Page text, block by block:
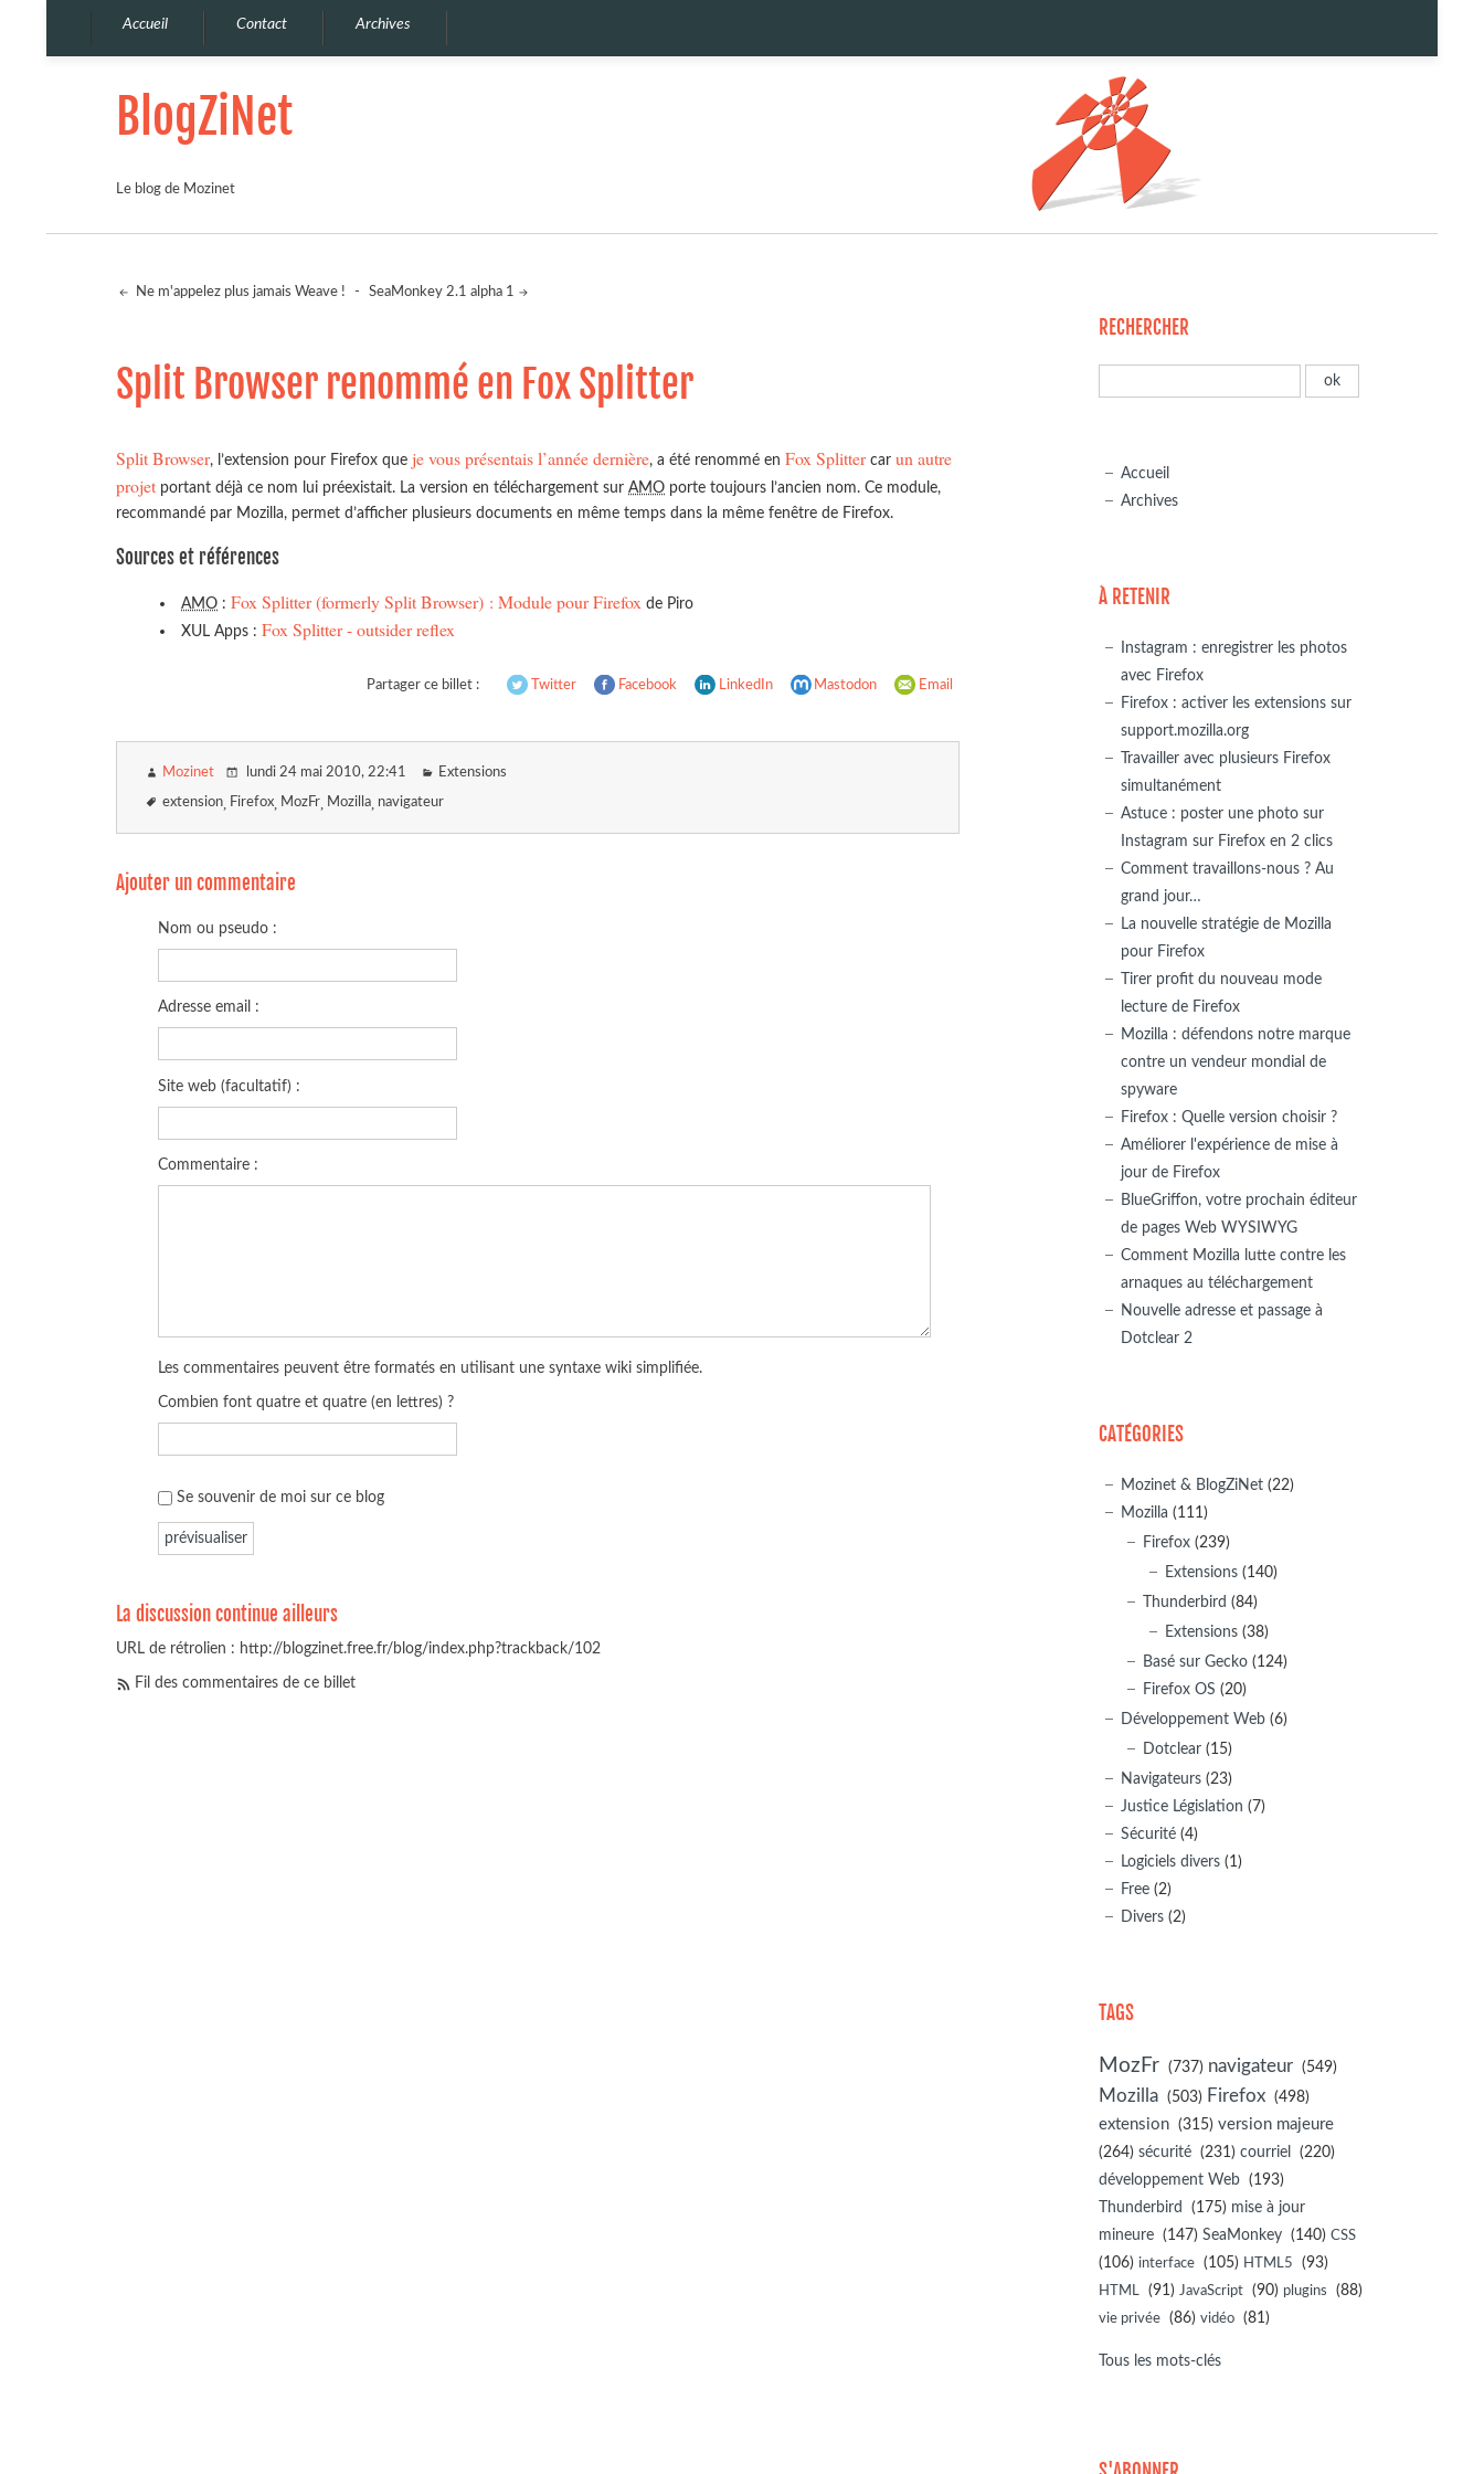
Accueil Contact Archives
BlogZiNet
Le blog de Mozinet
Ne m'appelez plus jamais Weave ! - SeaMonkey 2.1 alpha 1
Split Browser renommé en Fox Splitter
Split Browser, l’extension pour Firefox que je vous présentais l’année dernière, a été renommé en Fox Splittercar un autre
projet portant déjà ce nom lui préexistait. La version en téléchargement sur AMO porte toujours l’ancien nom. Ce module,
recommandé par Mozilla, permet d’afficher plusieurs documents en même temps dans la même fenêtre de Firefox.
Sources et références
AMO : Fox Splitter (formerly Split Browser) : Module pour Firefox de Piro
XUL Apps : Fox Splitter - outsider reflex
Partager ce billet : Twitter Facebook LinkedIn Mastodon Email
Mozinet lundi 24 mai 2010, 22:41 Extensions
extension Firefox MozFr Mozilla navigateur
Ajouter un commentaire
Nom ou pseudo :
Adresse email :
Site web (facultatif) :
Commentaire :
Les commentaires peuvent être formatés en utilisant une syntaxe wiki simplifiée.
Combien font quatre et quatre (en lettres) ?
Se souvenir de moi sur ce blog
La discussion continue ailleurs
URL de rétrolien : http://blogzinet.free.fr/blog/index.php?trackback/102
Fil des commentaires de ce billet
RECHERCHER
Accueil
Archives
À RETENIR
Instagram : enregistrer les photos
avec Firefox
Firefox : activer les extensions sur
support.mozilla.org
Travailler avec plusieurs Firefox
simultanément
Astuce : poster une photo sur
Instagram sur Firefox en 2 clics
Comment travaillons-nous ? Au
grand jour…
La nouvelle stratégie de Mozilla
pour Firefox
Tirer profit du nouveau mode
lecture de Firefox
Mozilla : défendons notre marque
contre un vendeur mondial de
spyware
Firefox : Quelle version choisir ?
Améliorer l'expérience de mise à
jour de Firefox
BlueGriffon, votre prochain éditeur
de pages Web WYSIWYG
Comment Mozilla lutte contre les
arnaques au téléchargement
Nouvelle adresse et passage à
Dotclear 2
CATÉGORIES
Mozinet & BlogZiNet (22)
Mozilla (111)
Firefox (239)
Extensions (140)
Thunderbird (84)
Extensions (38)
Basé sur Gecko (124)
Firefox OS (20)
Développement Web (6)
Dotclear (15)
Navigateurs (23)
Justice Législation (7)
Sécurité (4)
Logiciels divers (1)
Free (2)
Divers (2)
TAGS
MozFr (737) navigateur (549)
Mozilla (503) Firefox (498)
extension (315)version majeure
(264)sécurité (231)courriel
(220)
développement Web (193)
Thunderbird (175) mise à jour
mineure (147)SeaMonkey (140)CSS
(106)interface (105) HTML5 (93)
HTML (91) JavaScript (90) plugins (88)
vie privée (86)vidéo (81)
Tous les mots-clés